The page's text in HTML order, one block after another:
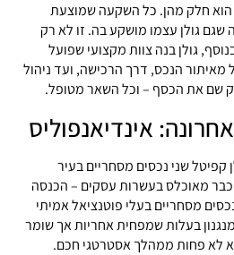
הוא חלק מהן. כל השקעה שמוצעת
גולן עצמו מושקע בה. זו לא רק
גולן בנה צוות מקצועי שפועל
הנכס, דרך הרכישה, ועד ניהול
שם את הכסף – וכל השאר מטופל.
אינדיאנפוליס
שני נכסים מסחריים בעיר
מאוכלס בעשרות עסקים – הכנסה
מסחריים בעלי פוטנציאל אמיתי
בעלות שמפחית אחריות אך שומר
לא פחות ממהלך אסטרטגי חכם.